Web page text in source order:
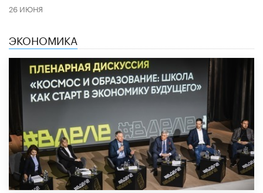
26 ИЮНЯ
ЭКОНОМИКА